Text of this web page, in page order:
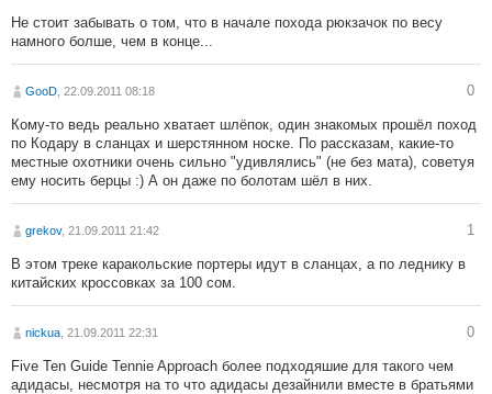
Не стоит забывать о том, что в начале похода рюкзачок по весу
намного болше, чем в конце...
GooD , 22.09.2011 08:18 0
Кому-то ведь реально хватает шлёпок, один знакомых прошёл поход
по Кодару в сланцах и шерстянном носке. По рассказам, какие-то
местные охотники очень сильно "удивлялись" (не без мата), советуя
ему носить берцы :) А он даже по болотам шёл в них.
grekov, 21.09.2011 21:42 1
В этом треке каракольские портеры идут в сланцах, а по леднику в
китайских кроссовках за 100 сом.
nickua , 21.09.2011 22:31 0
Five Ten Guide Tennie Approach более подходяшие для такого чем
адидасы, несмотря на то что адидасы дезайнили вместе в братьями